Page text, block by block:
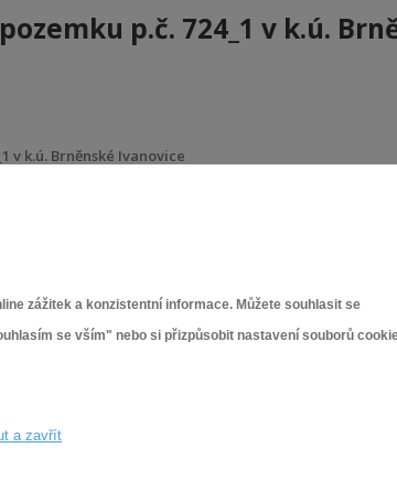
zážitek a konzistentní informace. Můžete souhlasit se
se vším" nebo si přizpůsobit nastavení souborů
a zavřít
p.č. 724_1 v k.ú.
v k.ú. Brněnské Ivanovice